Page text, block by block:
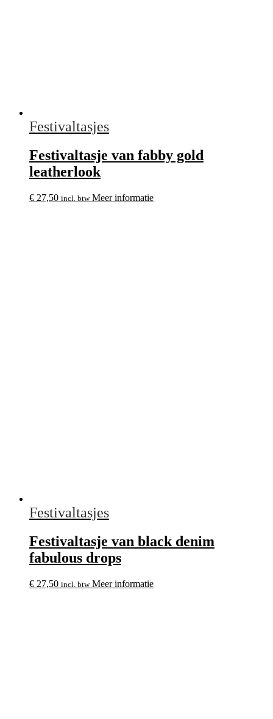
Festivaltasjes
Festivaltasje van fabby gold
leatherlook
€ 27,50 incl. btw Meer informatie
Festivaltasjes
Festivaltasje van black denim
fabulous drops
€ 27,50 incl. btw Meer informatie